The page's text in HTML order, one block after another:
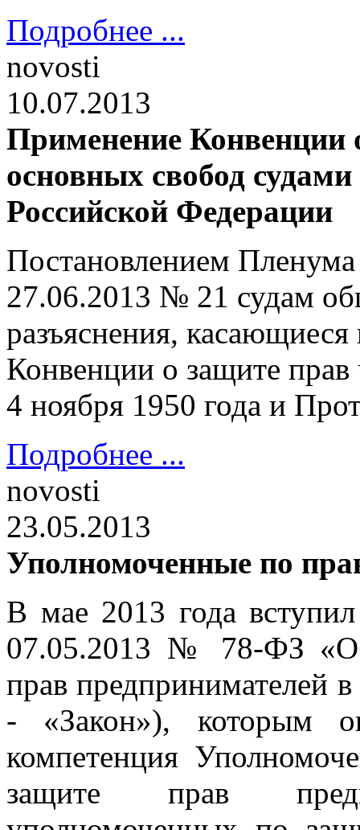
Подробнее ...
novosti
10.07.2013
Применение Конвенции
основных свобод
Российской Федерации
Постановлением
27.06.2013 № 21 судам
разъяснения,
Конвенции о защите прав
4 ноября 1950 года и
Подробнее ...
novosti
23.05.2013
Уполномоченные по
В мае 2013 года
07.05.2013 № 78-ФЗ
прав предпринимателей
- «Закон»), которым
компетенция
защите прав